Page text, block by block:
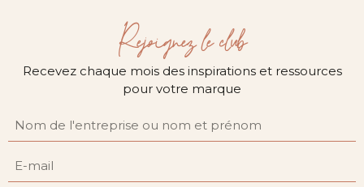
Rejoignez le club
Recevez chaque mois des inspirations et ressources
pour votre marque